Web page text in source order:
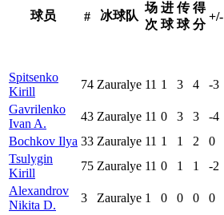
球员 # 冰球队
场
次
进
球
传
球
得
分
+/-
Spitsenko
Kirill
74 Zauralye 11 1 3 4 -3
Gavrilenko
Ivan A.
43 Zauralye 11 0 3 3 -4
Bochkov Ilya 33 Zauralye 11 1 1 2 0
Tsulygin
Kirill
75 Zauralye 11 0 1 1 -2
Alexandrov
Nikita D.
3 Zauralye 1 0 0 0 0